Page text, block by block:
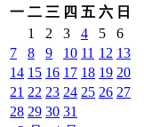
一 二 三 四 五 六 日
1
2 3 4 5
6
7
8 9 10 11 12 13
14 15 16 17 18 19 20
21 22 23 24 25 26 27
28 29 30 31